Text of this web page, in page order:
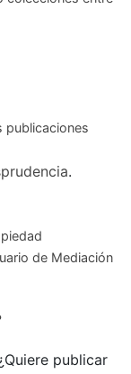
publicaciones
.
de Mediación
publicar